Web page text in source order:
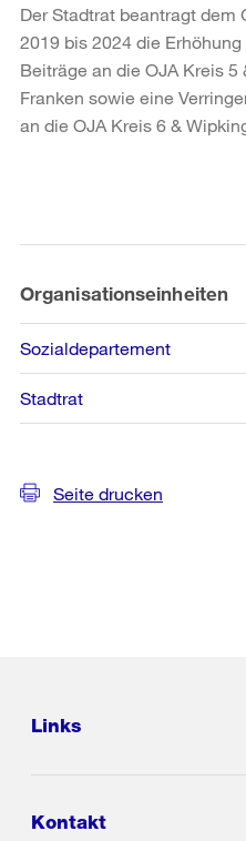
Der Stadtrat beantragt dem
2019 bis 2024 die
Beiträge an die OJA Kreis
Franken sowie eine
an die OJA Kreis 6 &
Organisationseinheiten
Sozialdepartement
Stadtrat
Seite drucken
Links
Kontakt